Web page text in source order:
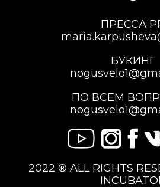
ПРЕССА
БУКИНГ
ПО ВСЕМ
2022 ® ALL RIGHTS